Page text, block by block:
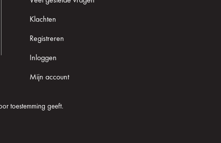
toestemming geeft.
Klachten
Registreren
Inloggen
Mijn account
Cookie informatie